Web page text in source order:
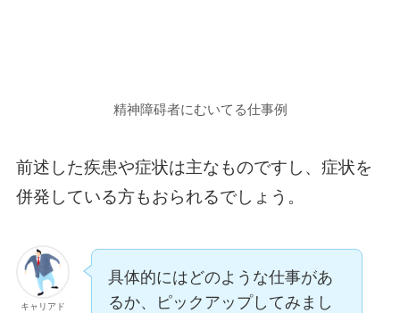
精神障碍者にむいてる仕事例
前述した疾患や症状は主なものですし、症状を
併発している方もおられるでしょう。
キャリアド
具体的にはどのような仕事があ
るか、ピックアップしてみまし